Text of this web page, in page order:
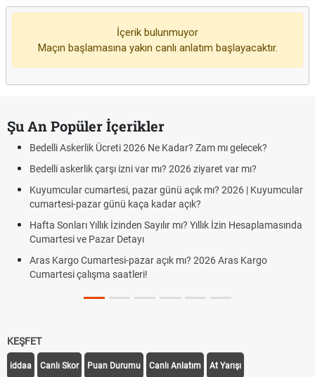
İçerik bulunmuyor
Maçın başlamasına yakın canlı anlatım başlayacaktır.
Şu An Popüler İçerikler
Bedelli Askerlik Ücreti 2026 Ne Kadar? Zam mı gelecek?
Bedelli askerlik çarşı izni var mı? 2026 ziyaret var mı?
Kuyumcular cumartesi, pazar günü açık mı? 2026 | Kuyumcular
cumartesi-pazar günü kaça kadar açık?
Hafta Sonları Yıllık İzinden Sayılır mı? Yıllık İzin Hesaplamasında
Cumartesi ve Pazar Detayı
Aras Kargo Cumartesi-pazar açık mı? 2026 Aras Kargo
Cumartesi çalışma saatleri!
KEŞFET
iddaa Canlı Skor Puan Durumu Canlı Anlatım At Yarışı